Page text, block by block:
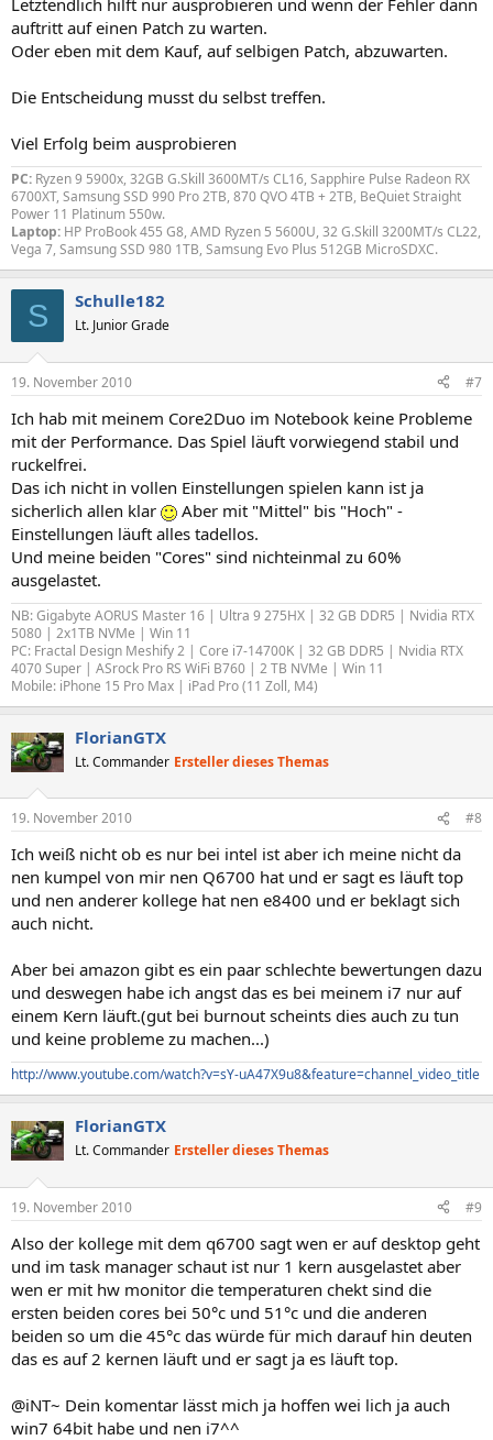
Letztendlich hilft nur ausprobieren und wenn der Fehler dann
auftritt auf einen Patch zu warten.
Oder eben mit dem Kauf, auf selbigen Patch, abzuwarten.
Die Entscheidung musst du selbst treffen.
Viel Erfolg beim ausprobieren
PC: Ryzen 9 5900x, 32GB G.Skill 3600MT/s CL16, Sapphire Pulse Radeon RX
6700XT, Samsung SSD 990 Pro 2TB, 870 QVO 4TB + 2TB, BeQuiet Straight
Power 11 Platinum 550w.
Laptop: HP ProBook 455 G8, AMD Ryzen 5 5600U, 32 G.Skill 3200MT/s CL22,
Vega 7, Samsung SSD 980 1TB, Samsung Evo Plus 512GB MicroSDXC.
S Schulle182
Lt. Junior Grade
19. November 2010 #7
Ich hab mit meinem Core2Duo im Notebook keine Probleme
mit der Performance. Das Spiel läuft vorwiegend stabil und
ruckelfrei.
Das ich nicht in vollen Einstellungen spielen kann ist ja
sicherlich allen klar
Aber mit "Mittel" bis "Hoch" -
Einstellungen läuft alles tadellos.
Und meine beiden "Cores" sind nichteinmal zu 60%
ausgelastet.
NB: Gigabyte AORUS Master 16 | Ultra 9 275HX | 32 GB DDR5 | Nvidia RTX
5080 | 2x1TB NVMe | Win 11
PC: Fractal Design Meshify 2 | Core i7-14700K | 32 GB DDR5 | Nvidia RTX
4070 Super | ASrock Pro RS WiFi B760 | 2 TB NVMe | Win 11
Mobile: iPhone 15 Pro Max | iPad Pro (11 Zoll, M4)
FlorianGTX
Lt. Commander Ersteller dieses Themas
19. November 2010 #8
Ich weiß nicht ob es nur bei intel ist aber ich meine nicht da
nen kumpel von mir nen Q6700 hat und er sagt es läuft top
und nen anderer kollege hat nen e8400 und er beklagt sich
auch nicht.
Aber bei amazon gibt es ein paar schlechte bewertungen dazu
und deswegen habe ich angst das es bei meinem i7 nur auf
einem Kern läuft.(gut bei burnout scheints dies auch zu tun
und keine probleme zu machen...)
http://www.youtube.com/watch?v=sY-uA47X9u8&feature=channel_video_title
FlorianGTX
Lt. Commander Ersteller dieses Themas
19. November 2010 #9
Also der kollege mit dem q6700 sagt wen er auf desktop geht
und im task manager schaut ist nur 1 kern ausgelastet aber
wen er mit hw monitor die temperaturen chekt sind die
ersten beiden cores bei 50°c und 51°c und die anderen
beiden so um die 45°c das würde für mich darauf hin deuten
das es auf 2 kernen läuft und er sagt ja es läuft top.
@iNT~ Dein komentar lässt mich ja hoffen wei lich ja auch
win7 64bit habe und nen i7^^